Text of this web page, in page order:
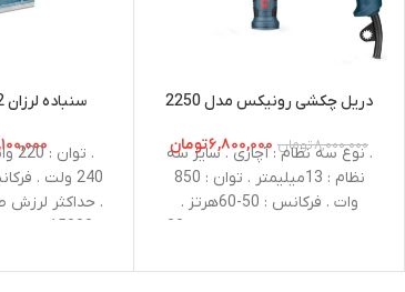
دریل چکشی رونیکس مدل 2250
۸,۰۰۰,۰۰۰تومان ۶,۸۰۰,۰۰۰تومان
. نوع سه نظام : آچاری . سایز سه
نظام : 13میلیمتر . توان : 850
وات . فرکانس : 50-60هرتز .
ظرفیت سوراخکاری در چوب : 20
فلز : 13 میلی‌متر
سنباده لرزان 6402 رونیکس
. حداکثر لرزش